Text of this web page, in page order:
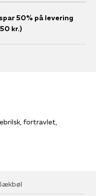
50% på levering
kr.)
fortravlet,